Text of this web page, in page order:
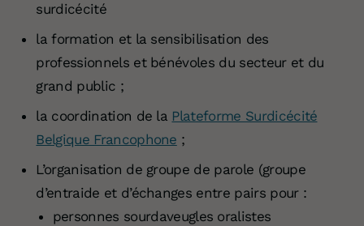
surdicécité
la formation et la sensibilisation des
professionnels et bénévoles du secteur et du
grand public ;
la coordination de la Plateforme Surdicécité
Belgique Francophone ;
L’organisation de groupe de parole (groupe
d’entraide et d’échanges entre pairs pour :
personnes sourdaveugles oralistes